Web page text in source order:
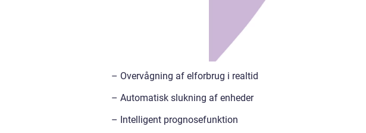
– Overvågning af elforbrug i realtid
– Automatisk slukning af enheder
– Intelligent prognosefunktion